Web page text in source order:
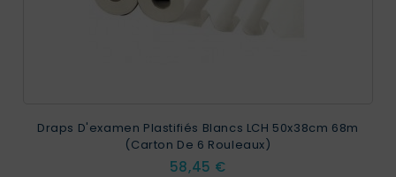
Draps D'examen Plastifiés Blancs LCH 50x38cm 68m
(Carton De 6 Rouleaux)
Prix
58,45 €